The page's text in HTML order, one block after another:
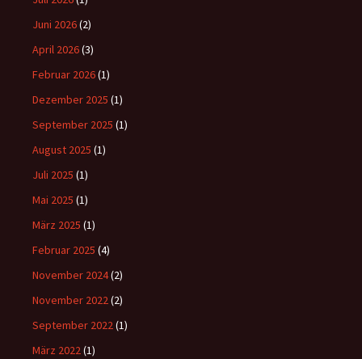
Juni 2026(2)
April 2026(3)
Februar 2026(1)
Dezember 2025 (1)
September 2025 (1)
August 2025 (1)
Juli 2025 (1)
Mai 2025 (1)
März 2025 (1)
Februar 2025 (4)
November 2024(2)
November 2022(2)
September 2022(1)
März 2022(1)